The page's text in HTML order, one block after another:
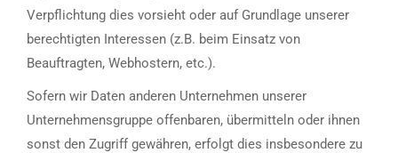
Verpflichtung dies vorsieht oder auf Grundlage unserer
berechtigten Interessen (z.B. beim Einsatz von
Beauftragten, Webhostern, etc.).
Sofern wir Daten anderen Unternehmen unserer
Unternehmensgruppe offenbaren, übermitteln oder ihnen
sonst den Zugriff gewähren, erfolgt dies insbesondere zu